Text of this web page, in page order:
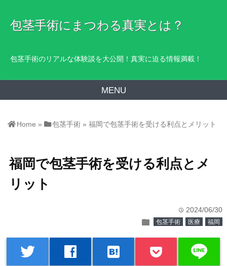
包茎手術にまつわる真実とは？
包茎手術のリアルな体験談を大公開！真実に迫る情報満載！
MENU
Home » 包茎手術 »福岡で包茎手術を受ける利点とメリット
福岡で包茎手術を受ける利点とメ
リット
time 2024/06/30
folder 包茎手術 医療 福岡
twitter facebook hatenabookmark line